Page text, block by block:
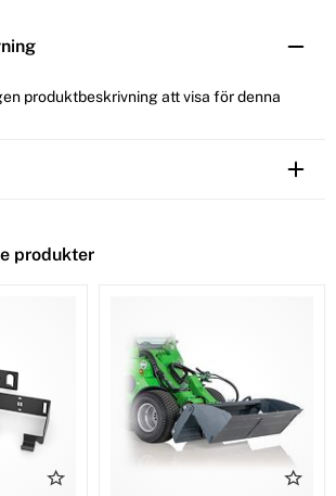
produktbeskrivning att visa för denna
produkter